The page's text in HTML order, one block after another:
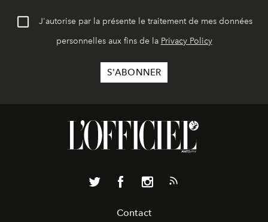
J'autorise par la présente le traitement de mes données
personnelles aux fins de la Privacy Policy
Contact